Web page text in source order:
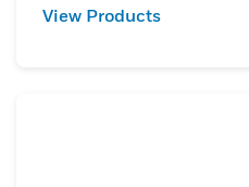
View Products